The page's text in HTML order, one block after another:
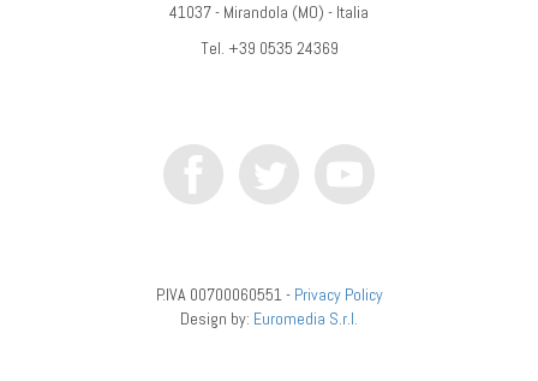
41037 - Mirandola (MO) - Italia
Tel. +39 0535 24369
P.IVA 00700060551 - Privacy Policy
Design by: Euromedia S.r.l.